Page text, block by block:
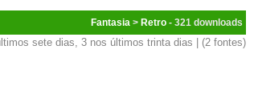
Fantasia > Retro - 321
sete dias, 3 nos últimos trinta dias | (2 fontes)